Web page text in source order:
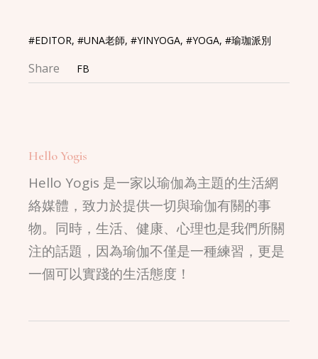
#EDITOR,#UNA老師,#YINYOGA,#YOGA,#瑜珈派別
Share FB
Hello Yogis
Hello Yogis 是一家以瑜伽為主題的生活網
絡媒體，致力於提供一切與瑜伽有關的事
物。同時，生活、健康、心理也是我們所關
注的話題，因為瑜伽不僅是一種練習，更是
一個可以實踐的生活態度！